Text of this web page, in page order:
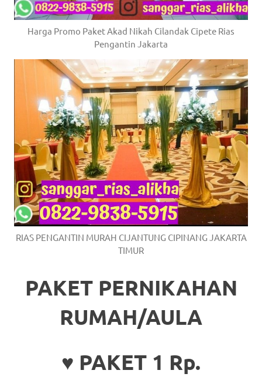
Harga Promo Paket Akad Nikah Cilandak Cipete Rias
Pengantin Jakarta
RIAS PENGANTIN MURAH CIJANTUNG CIPINANG JAKARTA
TIMUR
PAKET PERNIKAHAN
RUMAH/AULA
♥ PAKET 1 Rp.